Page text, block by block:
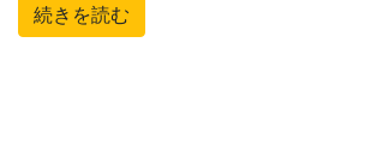
続きを読む